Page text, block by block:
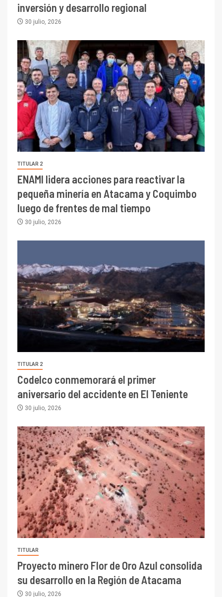
inversión y desarrollo regional
30 julio, 2026
TITULAR 2
ENAMI lidera acciones para reactivar la
pequeña minería en Atacama y Coquimbo
luego de frentes de mal tiempo
30 julio, 2026
TITULAR 2
Codelco conmemorará el primer
aniversario del accidente en El Teniente
30 julio, 2026
TITULAR
Proyecto minero Flor de Oro Azul consolida
su desarrollo en la Región de Atacama
30 julio, 2026